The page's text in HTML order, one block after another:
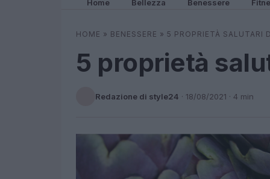
Home Bellezza Benessere
HOME » BENESSERE » 5 PROPRIETÀ SALUTARI
5 proprietà
Redazione di style24 · 18/08/2021 · 4 min